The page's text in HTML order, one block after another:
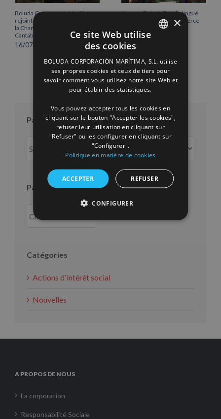
Boluda Corporación Marítima
rejoint l’Assemblée plénière de
la Chambre de commerce de
Cantabrie
16/07/2026
Vicente Boluda Fos distingué
par la Chambre de commerce
12/06/2026
Par mois
mois
Par an
Catégories
Actions d'intérêt social
Nouvelles
A PROPOS DE NOUS
La corporation
Responsabilité Sociale
ENGLISH
FRENCH
×
Ce site Web utilise
des cookies
BOLUDA CORPORACIÓN MARÍTIMA, S.L. utilise
ses propres cookies et ceux de tiers pour
savoir comment vous utilisez notre site Web et
pour établir des statistiques.
Vous pouvez accepter tous les cookies en
cliquant sur le bouton "Accepter les cookies",
refuser leur utilisation en cliquant sur
"Refuser" ou les configurer en cliquant sur
"Configurer".
Politique en matière de cookies
ACCEPTER REFUSER
CONFIGURER